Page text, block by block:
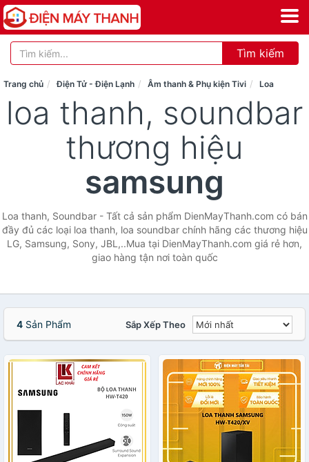
Tìm kiếm
Trang chủ Điện Tử - Điện Lạnh Âm thanh & Phụ kiện Tivi Loa
loa thanh, soundbar
thương hiệu
samsung
Loa thanh, Soundbar - Tất cả sản phẩm DienMayThanh.com có bán
đầy đủ các loại loa thanh, loa soundbar chính hãng các thương hiệu
LG, Samsung, Sony, JBL,..Mua tại DienMayThanh.com giá rẻ hơn,
giao hàng tận nơi toàn quốc
4 Sản Phẩm Sắp Xếp Theo